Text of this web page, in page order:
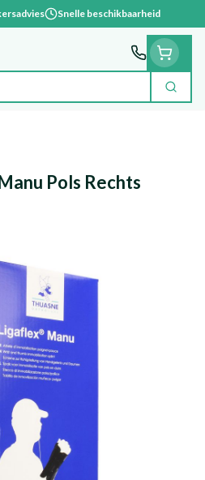
Snelle beschikbaarheid
Zoek
Pols Rechts